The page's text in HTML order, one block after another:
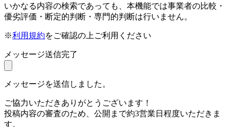
いかなる内容の検索であっても、本機能では事業者の比較・
優劣評価・断定的判断・専門的判断は行いません。
※利用規約をご確認の上ご利用ください
メッセージ送信完了
メッセージを送信しました。
ご協力いただきありがとうございます！
投稿内容の審査のため、公開まで約3営業日程度いただきま
す。